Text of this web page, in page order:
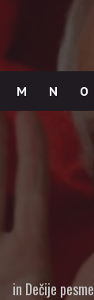
M N O
in Dečije pesme